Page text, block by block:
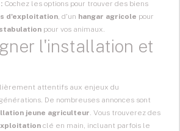
Cochez les options pour trouver des biens
d'exploitation, d'un hangar agricole pour
stabulation pour vos animaux.
l'installation et
attentifs aux enjeux du
De nombreuses annonces sont
jeune agriculteur. Vous trouverez des
clé en main, incluant parfois le